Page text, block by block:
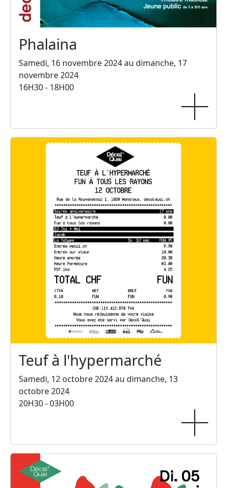
Phalaina
Samedi, 16 novembre 2024 au dimanche, 17
novembre 2024
16H30 - 18H00
Teuf à l'hypermarché
Samedi, 12 octobre 2024 au dimanche, 13
octobre 2024
20H30 - 03H00